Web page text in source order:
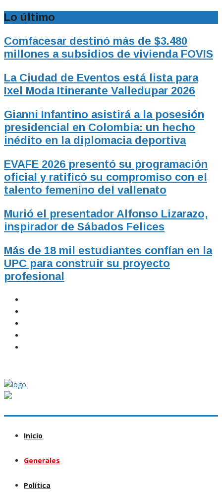
Lo último
Comfacesar destinó más de $3.480
millones a subsidios de vivienda FOVIS
La Ciudad de Eventos está lista para
Ixel Moda Itinerante Valledupar 2026
Gianni Infantino asistirá a la posesión
presidencial en Colombia: un hecho
inédito en la diplomacia deportiva
EVAFE 2026 presentó su programación
oficial y ratificó su compromiso con el
talento femenino del vallenato
Murió el presentador Alfonso Lizarazo,
inspirador de Sábados Felices
Más de 18 mil estudiantes confían en la
UPC para construir su proyecto
profesional
Inicio
Generales
Política